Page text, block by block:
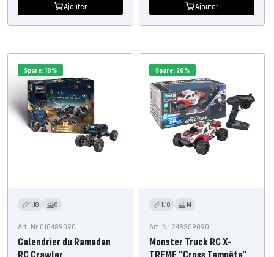
l'offreAjouter
l'offreAjouter
Spare: 18%
1:18 8
Art. Nr 010489090
Calendrier du Ramadan
RC Crawler
Spare: 20%
1:18 14
Art. Nr 248309090
Monster Truck RC X-
TREME "Cross Tempête"